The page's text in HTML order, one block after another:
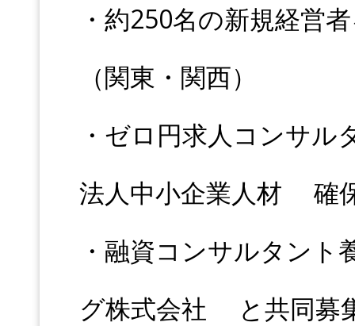
・約250名の新規経営
（関東・関西）
・ゼロ円求人コンサル
法人中小企業人材 確
・融資コンサルタン
グ株式会社 と共同募